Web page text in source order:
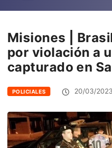
Misiones |
por violación a
capturado en
POLICIALES 20/03/2023